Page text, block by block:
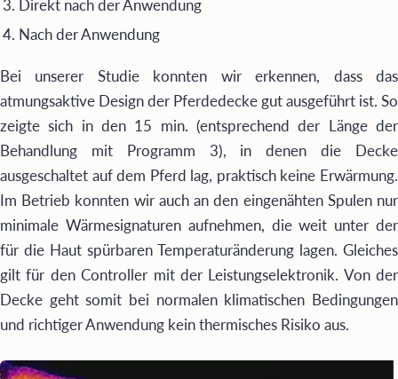
Direkt nach der Anwendung
Nach der Anwendung
Bei unserer Studie konnten wir erkennen, dass das
atmungsaktive Design der Pferdedecke gut ausgeführt ist. So
zeigte sich in den 15 min. (entsprechend der Länge der
Behandlung mit Programm 3), in denen die Decke
ausgeschaltet auf dem Pferd lag, praktisch keine Erwärmung.
Im Betrieb konnten wir auch an den eingenähten Spulen nur
minimale Wärmesignaturen aufnehmen, die weit unter der
für die Haut spürbaren Temperaturänderung lagen. Gleiches
gilt für den Controller mit der Leistungselektronik. Von der
Decke geht somit bei normalen klimatischen Bedingungen
und richtiger Anwendung kein thermisches Risiko aus.